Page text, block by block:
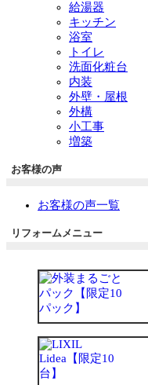
給湯器
キッチン
浴室
トイレ
洗面化粧台
内装
外壁・屋根
外構
小工事
増築
お客様の声
お客様の声一覧
リフォームメニュー